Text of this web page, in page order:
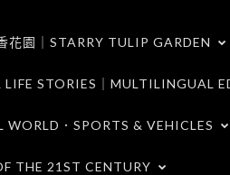
花園｜STARRY TULIP GARDEN
LIFE STORIES｜MULTILINGUAL
．SPORTS & VEHICLES
THE 21ST CENTURY